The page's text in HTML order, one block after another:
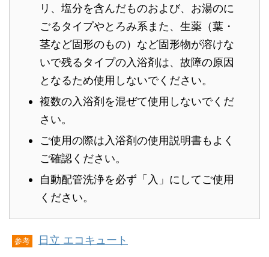
リ、塩分を含んだものおよび、お湯のに
ごるタイプやとろみ系また、生薬（葉・
茎など固形のもの）など固形物が溶けな
いで残るタイプの入浴剤は、故障の原因
となるため使用しないでください。
複数の入浴剤を混ぜて使用しないでくだ
さい。
ご使用の際は入浴剤の使用説明書もよく
ご確認ください。
自動配管洗浄を必ず「入」にしてご使用
ください。
参考 日立 エコキュート